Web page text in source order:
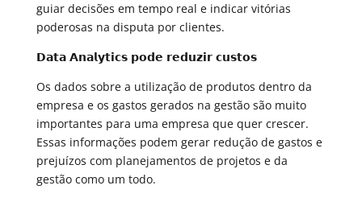
guiar decisões em tempo real e indicar vitórias
poderosas na disputa por clientes.
𝗗𝗮𝘁𝗮 𝗔𝗻𝗮𝗹𝘆𝘁𝗶𝗰𝘀 𝗽𝗼𝗱𝗲 𝗿𝗲𝗱𝘂𝘇𝗶𝗿 𝗰𝘂𝘀𝘁𝗼𝘀
Os dados sobre a utilização de produtos dentro da
empresa e os gastos gerados na gestão são muito
importantes para uma empresa que quer crescer.
Essas informações podem gerar redução de gastos e
prejuízos com planejamentos de projetos e da
gestão como um todo.